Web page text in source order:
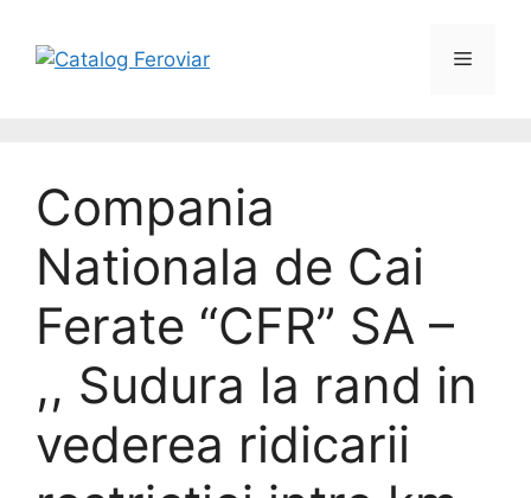
Compania
Nationala de Cai
Ferate “CFR” SA –
,, Sudura la rand in
vederea ridicarii